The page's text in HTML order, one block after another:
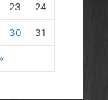
23 24
30 31